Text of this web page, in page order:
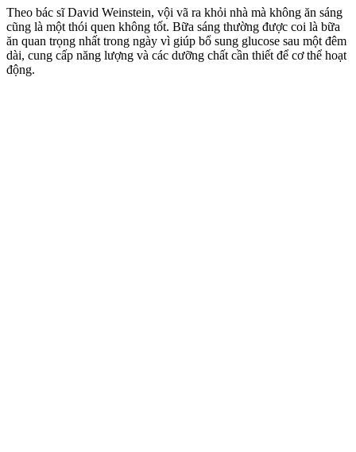
Theo bác sĩ David Weinstein, vội vã ra khỏi nhà mà không ăn sáng
cũng là một thói quen không tốt. Bữa sáng thường được coi là bữa
ăn quan trọng nhất trong ngày vì giúp bổ sung glucose sau một đêm
dài, cung cấp năng lượng và các dưỡng chất cần thiết để c‌ơ th‌ể hoạt
động.